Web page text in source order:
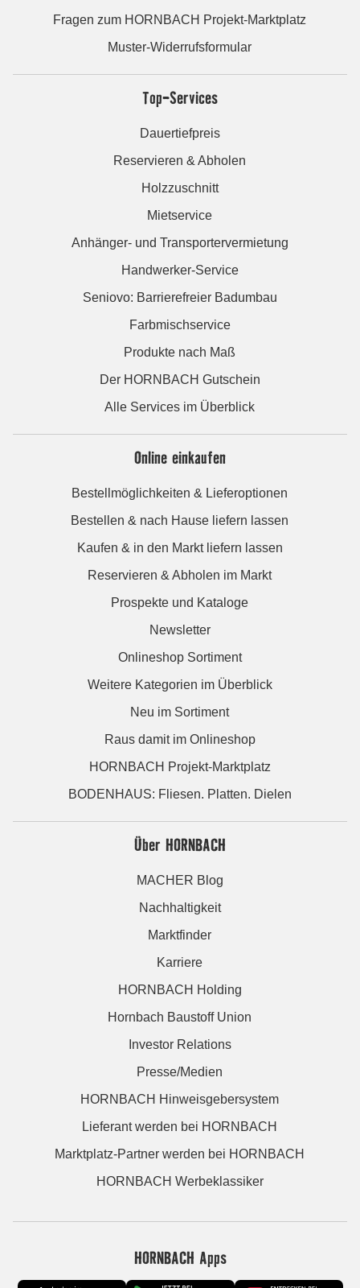
Fragen zum HORNBACH Projekt-Marktplatz
Muster-Widerrufsformular
Top-Services
Dauertiefpreis
Reservieren & Abholen
Holzzuschnitt
Mietservice
Anhänger- und Transportervermietung
Handwerker-Service
Seniovo: Barrierefreier Badumbau
Farbmischservice
Produkte nach Maß
Der HORNBACH Gutschein
Alle Services im Überblick
Online einkaufen
Bestellmöglichkeiten & Lieferoptionen
Bestellen & nach Hause liefern lassen
Kaufen & in den Markt liefern lassen
Reservieren & Abholen im Markt
Prospekte und Kataloge
Newsletter
Onlineshop Sortiment
Weitere Kategorien im Überblick
Neu im Sortiment
Raus damit im Onlineshop
HORNBACH Projekt-Marktplatz
BODENHAUS: Fliesen. Platten. Dielen
Über HORNBACH
MACHER Blog
Nachhaltigkeit
Marktfinder
Karriere
HORNBACH Holding
Hornbach Baustoff Union
Investor Relations
Presse/Medien
HORNBACH Hinweisgebersystem
Lieferant werden bei HORNBACH
Marktplatz-Partner werden bei HORNBACH
HORNBACH Werbeklassiker
HORNBACH Apps